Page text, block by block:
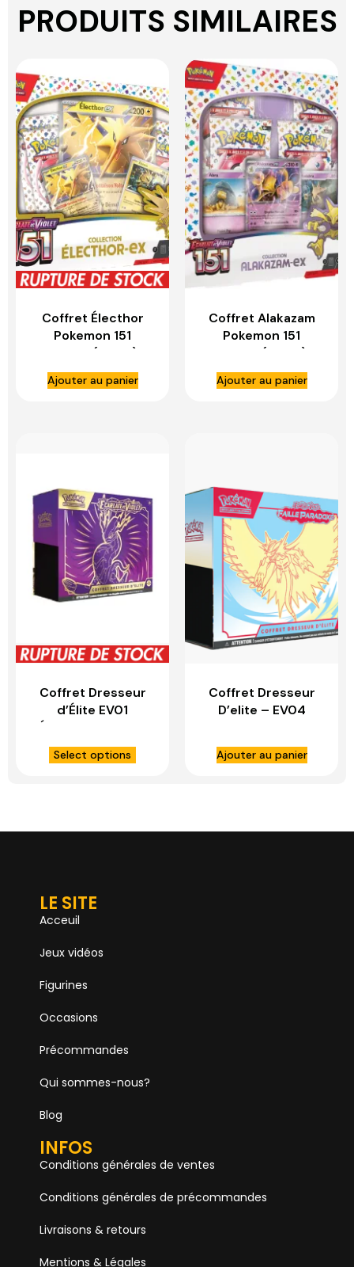
PRODUITS SIMILAIRES
Coffret Électhor
Pokemon 151
Français (EV3.5) –
ASMODEE
Ajouter au panier
Coffret Alakazam
Pokemon 151
Français (EV3.5) –
ASMODEE
Ajouter au panier
Coffret Dresseur
d’Élite EV01
Écarlate et Violet
Select options
Coffret Dresseur
D’elite – EV04
Rugit Lune
Ajouter au panier
LE SITE
Acceuil
Jeux vidéos
Figurines
Occasions
Précommandes
Qui sommes-nous?
Blog
INFOS
Conditions générales de ventes
Conditions générales de précommandes
Livraisons & retours
Mentions & Légales